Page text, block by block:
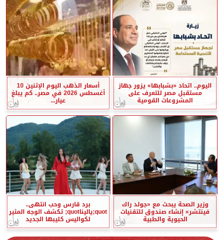
اليوم.. اتحاد «بشبابها» يزور جهاز
مستقبل مصر للتعرف على
المشروعات القومية
أسعار الذهب اليوم الإثنين 10
أغسطس 2026 في مصر.. كم يبلغ
عيار...
وزير الصحة يبحث مع «جولد راك
فينتشر» إنشاء صندوق للتقنيات
الحيوية والطبية
برد قارس وحب انتهى..
quot;ياليناquot; تكشف الوجه المثير
لكواليس كليبها الجديد